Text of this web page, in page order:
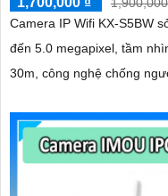
Camera IP Wifi KX-S5BW
đến 5.0 megapixel, tầm
30m, công nghệ chống